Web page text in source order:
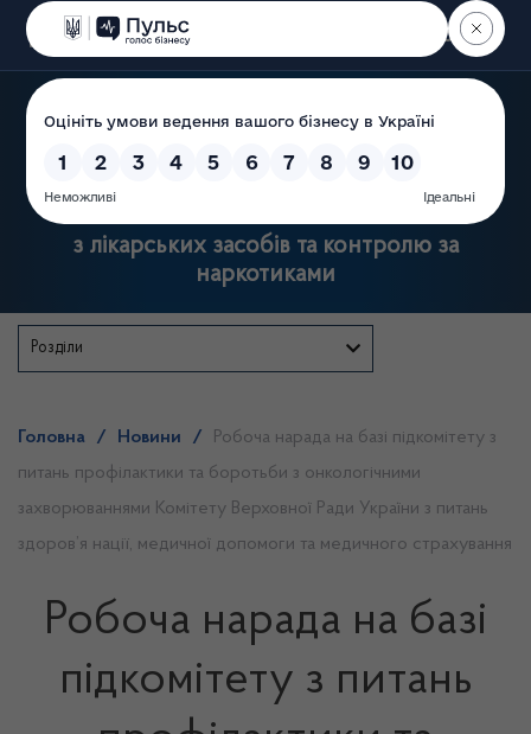
Пошук
Державна служба України
з лікарських засобів та контролю за
наркотиками
Розділи
Головна / Новини /
Робоча нарада на базі підкомітету з
питань профілактики та боротьби з онкологічними
захворюваннями Комітету Верховної Ради України з питань
здоров’я нації, медичної допомоги та медичного страхування
Робоча нарада на базі
підкомітету з питань